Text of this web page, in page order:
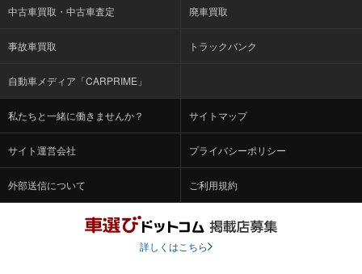
中古車買取・中古車査定 廃車買取
事故車買取 トラックバンク
自動車メディア「CARPRIME」
私たちと一緒に働きませんか？ サイトマップ
サイト運営会社 プライバシーポリシー
外部送信について ご利用規約
詳しくはこちら